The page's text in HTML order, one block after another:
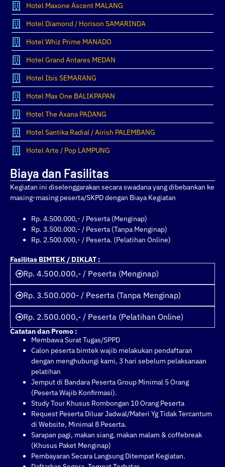
Hotel Maxone Ascent MALANG
Hotel Diamond / Horison SAMARINDA
Hotel Whiz Prime MANADO
Hotel Grand Antares MEDAN
Hotel Ibis SEMARANG
Hotel Max One BALIKPAPAN
Hotel The Axana PADANG
Hotel Santika Radial / Airish PALEMBANG
Hotel Arte / Pop LAMPUNG
Biaya dan Fasilitas
Kegiatan ini diselenggarakan secara swadana yang dibebankan ke
masing-masing peserta/SKPD dengan Biaya Kegiatan
Rp. 4.500.000,- / Peserta (Menginap)
Rp. 3.500.000,- / Peserta (Tanpa Menginap)
Rp. 2.500.000,- / Peserta. (Pelatihan Online)
Fasilitas BIMTEK / DIKLAT :
Rp. 4.500.000,- / Peserta (Menginap)
Rp. 3.500.000- / Peserta (Tanpa Menginap)
Rp. 2.500.000,- / Peserta (Pelatihan Online)
Catatan dan Promo :
Membawa Surat Tugas/SPPD
Calon peserta bimtek wajib melakukan pendaftaran
dengan menghubungi kami, 3 hari sebelum pelaksanaan
pelatihan
Jemput di Bandara Peserta Group Minimal 5 Orang
(Peserta Wajib Konfirmasi).
Study Tour Khusus Rombongan 10 Orang Peserta
Request Peserta Diluar Jadwal/Materi Yg Tidak Tercantum
di Website, Minimal 8 Peserta.
Sarapan pagi, makan siang, makan malam & coffebreak
(Khusus Paket Menginap)
Pembayaran Secara Langsung Ditempat Kegiatan.